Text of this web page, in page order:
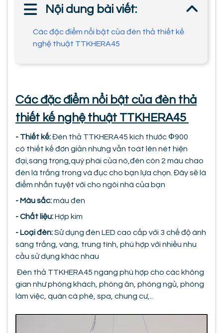
Nội dung bài viết:
Các đặc điểm nổi bật của đèn thả thiết kế
nghệ thuật TTKHERA45
Các đặc điểm nổi bật của đèn thả
thiết kế nghệ thuật TTKHERA45
- Thiết kế:Đèn thả TTKHERA45 kích thước Φ900
có thiết kế đơn giản nhưng vẫn toát lên nét hiện
đại,sang trọng,quý phái của nó,đèn còn 2 màu chao
đèn là trắng trong và đục cho bạn lựa chọn. Đây sẽ là
điểm nhấn tuyệt vời cho ngôi nhà của bạn
- Màu sắc:màu đen
- Chất liệu:Hợp kim
- Loại đèn:Sử dụng đèn LED cao cấp với 3 chế độ ánh
sáng trắng, vàng, trung tính, phù hợp với nhiều nhu
cầu sử dụng khác nhau
Đèn thả TTKHERA45 ngang phù hợp cho các không
gian như phòng khách, phòng ăn, phòng ngủ, phòng
làm việc, quán cà phê, spa, chung cư,..